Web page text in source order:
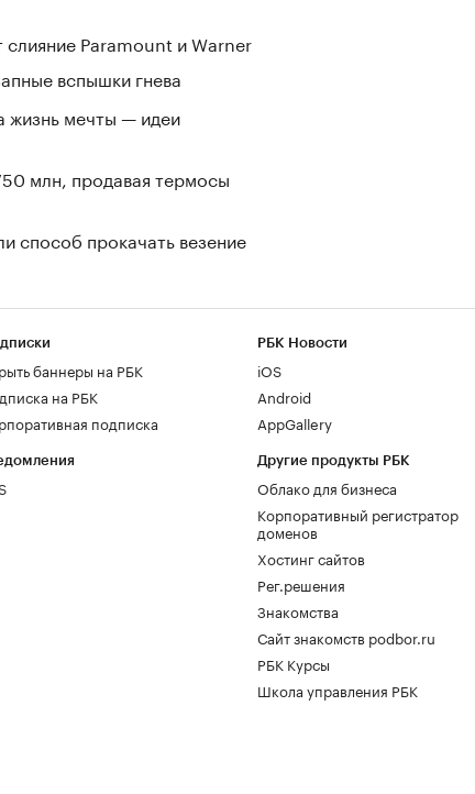
слияние Paramount и Warner
вспышки гнева
жизнь мечты — идеи
млн, продавая термосы
способ прокачать везение
баннеры на РБК
на РБК
подписка
РБК Новости
iOS
Android
AppGallery
Другие продукты РБК
Облако для бизнеса
Корпоративный регистратор
доменов
Хостинг сайтов
Рег.решения
Знакомства
Сайт знакомств podbor.ru
РБК Курсы
Школа управления РБК